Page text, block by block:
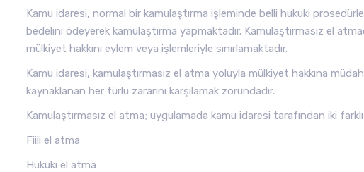
Kamu idaresi, normal bir kamulaştırma işleminde belli hukuki
bedelini ödeyerek kamulaştırma yapmaktadır. Kamulaştırmasız el
mülkiyet hakkını eylem veya işlemleriyle sınırlamaktadır.
Kamu idaresi, kamulaştırmasız el atma yoluyla mülkiyet hakkına
kaynaklanan her türlü zararını karşılamak zorundadır.
Kamulaştırmasız el atma; uygulamada kamu idaresi tarafından iki
Fiili el atma
Hukuki el atma